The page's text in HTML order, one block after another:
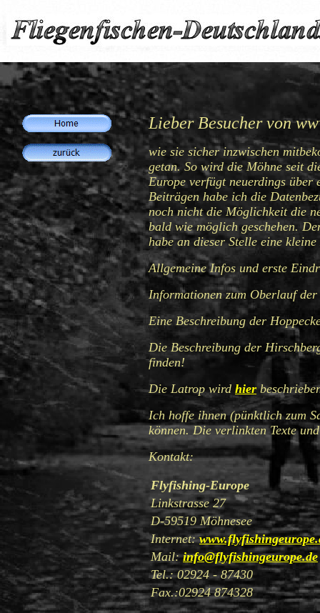
Lieber Besucher von
wie sie sicher inzwischen
getan. So wird die Möhne seit
Europe verfügt neuerdings über
Beiträgen habe ich die
noch nicht die Möglichkeit die
bald wie möglich geschehen.
habe an dieser Stelle eine
Allgemeine Infos und erste
Informationen zum Oberlauf
Eine Beschreibung der
Die Beschreibung der
finden!
Die Latrop wird hier
Ich hoffe ihnen (pünktlich zum
können. Die verlinkten Texte
Kontakt:
Flyfishing-Europe
Linkstrasse 27
D-59519 Möhnesee
Internet:
Mail:info@flyfishingeurope.de
Tel.: 02924 - 87430
Fax.:02924 874328